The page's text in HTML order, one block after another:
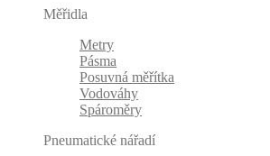
Měřidla
Metry
Pásma
Posuvná měřítka
Vodováhy
Spároměry
Pneumatické nářadí